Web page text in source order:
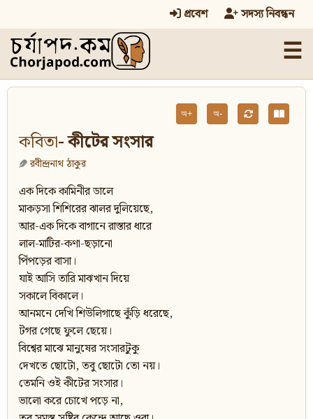
প্রবেশ সদস্য নিবন্ধন
☰
অ+ অ-
কবিতা- কীটের সংসার
রবীন্দ্রনাথ ঠাকুর
এক দিকে কামিনীর ডালে
মাকড়সা শিশিরের ঝালর দুলিয়েছে,
আর-এক দিকে বাগানে রাস্তার ধারে
লাল-মাটির-কণা-ছড়ানো
পিঁপড়ের বাসা।
যাই আসি তারি মাঝখান দিয়ে
সকালে বিকালে।
আনমনে দেখি শিউলিগাছে কুঁড়ি ধরেছে,
টগর গেছে ফুলে ছেয়ে।
বিশ্বের মাঝে মানুষের সংসারটুকু
দেখতে ছোটো, তবু ছোটো তো নয়।
তেমনি ওই কীটের সংসার।
ভালো করে চোখে পড়ে না,